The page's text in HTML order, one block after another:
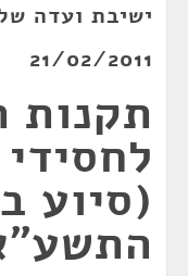
21/02/2011
תקנות
(סיוע
התשע"א